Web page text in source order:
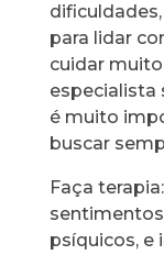
para lidar
cuidar
especialista
é muito
buscar
Faça
psíquicos, e